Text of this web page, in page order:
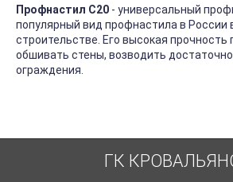
Профнастил С20 - универсальный
популярный вид профнастила в России
строительстве. Его высокая прочность
обшивать стены, возводить
ограждения.
ГК